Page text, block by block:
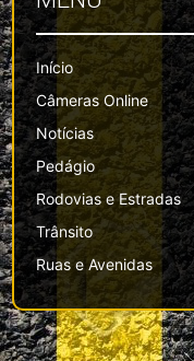
Início
Câmeras Online
Notícias
Pedágio
Rodovias e Estradas
Trânsito
Ruas e Avenidas